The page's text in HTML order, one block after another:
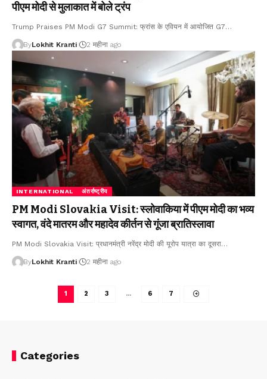
पीएम मोदी से मुलाकात में बोले ट्रंप
Trump Praises PM Modi G7 Summit: फ्रांस के एवियन में आयोजित G7…
ByLokhit Kranti 2 महीना ago
INTERNATIONAL अंतर्राष्ट्रीय
PM Modi Slovakia Visit: स्लोवाकिया में पीएम मोदी का भव्य
स्वागत, वंदे मातरम और महादेव कीर्तन से गूंजा ब्रातिस्लावा
PM Modi Slovakia Visit: प्रधानमंत्री नरेंद्र मोदी की यूरोप यात्रा का दूसरा…
ByLokhit Kranti 2 महीना ago
1 2 3 … 6 7
Categories